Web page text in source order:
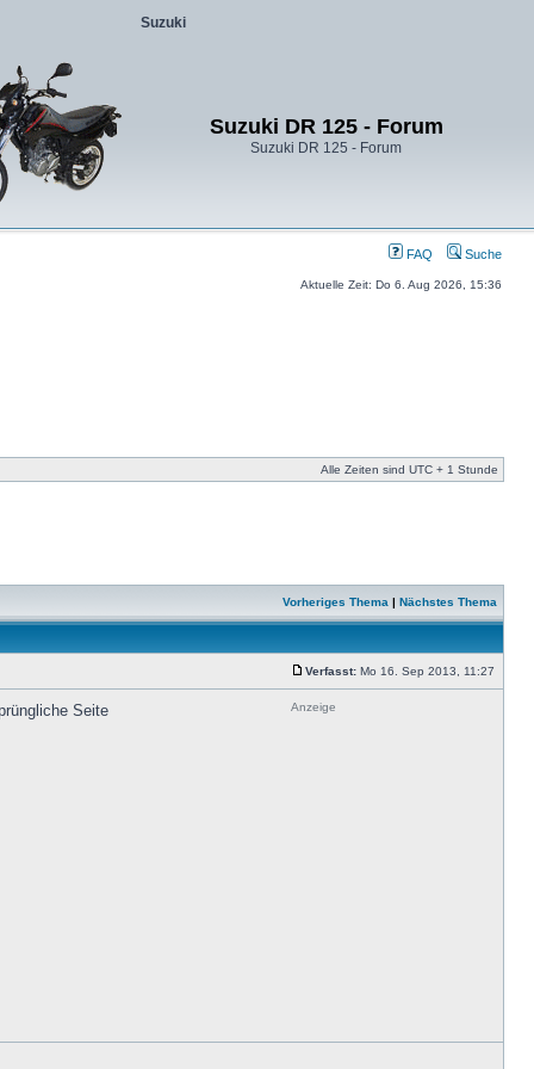
Suzuki
Suzuki DR 125 - Forum
Suzuki DR 125 - Forum
FAQ Suche
Aktuelle Zeit: Do 6. Aug 2026, 15:36
Alle Zeiten sind UTC + 1 Stunde
Vorheriges Thema | Nächstes Thema
Verfasst: Mo 16. Sep 2013, 11:27
Anzeige
Seite